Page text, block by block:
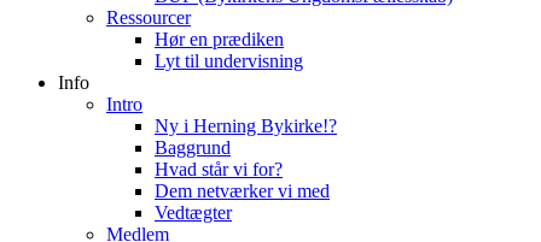
Ressourcer
Hør en prædiken
Lyt til undervisning
Info
Intro
Ny i Herning Bykirke!?
Baggrund
Hvad står vi for?
Dem netværker vi med
Vedtægter
Medlem